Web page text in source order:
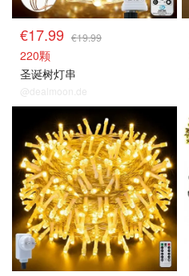
€17.99 €19.99
220颗
圣诞树灯串
@dealmoon.de